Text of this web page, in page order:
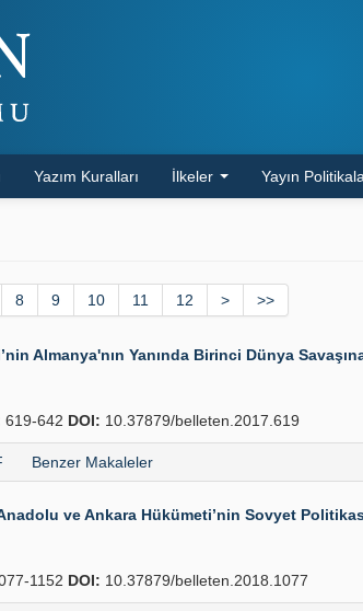
Yazım Kuralları İlkeler Yayın
8 9 10 11 12 > >>
Almanya'nın Yanında Birinci Dünya
619-642 DOI: 10.37879/belleten.2017.619
Benzer Makaleler
ve Ankara Hükümeti’nin Sovyet
1152 DOI: 10.37879/belleten.2018.1077